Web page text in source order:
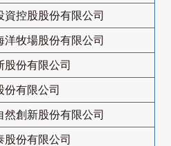
資控股股份有限公司
洋牧場股份有限公司
股份有限公司
份有限公司
然創新股份有限公司
股份有限公司